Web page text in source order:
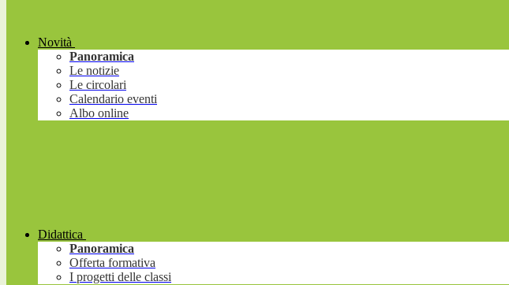
Novità
Panoramica
Le notizie
Le circolari
Calendario eventi
Albo online
Didattica
Panoramica
Offerta formativa
I progetti delle classi